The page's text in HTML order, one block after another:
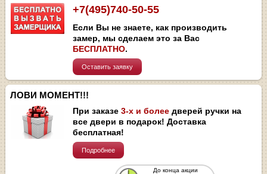
+7(495)740-50-55
Если Вы не знаете, как производить
замер, мы сделаем это за Вас
БЕСПЛАТНО.
Оставить заявку
ЛОВИ МОМЕНТ!!!
При заказе3-х и более дверей ручки на
все двери в подарок! Доставка
бесплатная!
Подробнее
До конца акции